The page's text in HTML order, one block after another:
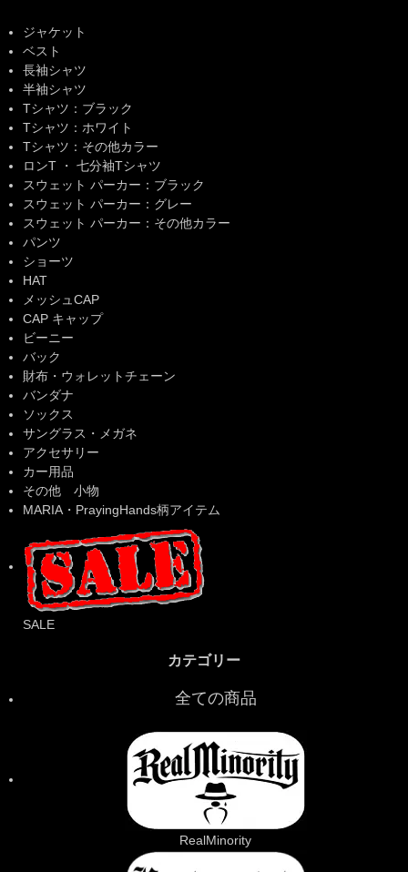
ジャケット
ベスト
長袖シャツ
半袖シャツ
Tシャツ：ブラック
Tシャツ：ホワイト
Tシャツ：その他カラー
ロンT ・ 七分袖Tシャツ
スウェット パーカー：ブラック
スウェット パーカー：グレー
スウェット パーカー：その他カラー
パンツ
ショーツ
HAT
メッシュCAP
CAP キャップ
ビーニー
バック
財布・ウォレットチェーン
バンダナ
ソックス
サングラス・メガネ
アクセサリー
カー用品
その他 小物
MARIA・PrayingHands柄アイテム
SALE
カテゴリー
全ての商品
RealMinority